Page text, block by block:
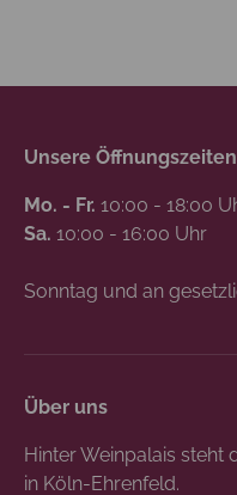
Unsere Öffnungszeiten
Mo. - Fr. 10:00 - 18:00
Sa. 10:00 - 16:00 Uhr
Sonntag und an
Über uns
Hinter Weinpalais steht
in Köln-Ehrenfeld.